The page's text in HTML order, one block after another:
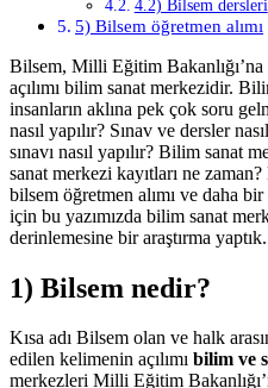
4.2) Bilsem dersleri
5) Bilsem öğretmen alımı
Bilsem, Milli Eğitim
açılımı bilim sanat merkezidir.
insanların aklına pek çok soru
nasıl yapılır? Sınav ve dersler
sınavı nasıl yapılır? Bilim sanat
sanat merkezi kayıtları ne
bilsem öğretmen alımı ve daha
için bu yazımızda bilim sanat
derinlemesine bir araştırma
1) Bilsem nedir?
Kısa adı Bilsem olan ve halk
edilen kelimenin açılımı bilim ve
merkezleri Milli Eğitim